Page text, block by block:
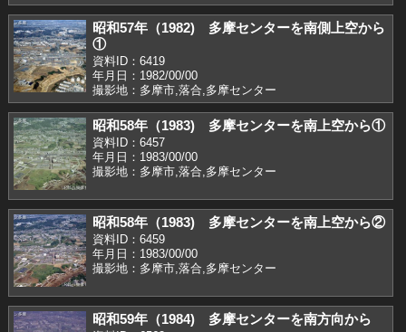
昭和57年（1982) 多摩センターを南側上空から
①
資料ID：6419
年月日：1982/00/00
撮影地：多摩市,落合,多摩センター
昭和58年（1983) 多摩センターを南上空から①
資料ID：6457
年月日：1983/00/00
撮影地：多摩市,落合,多摩センター
昭和58年（1983) 多摩センターを南上空から②
資料ID：6459
年月日：1983/00/00
撮影地：多摩市,落合,多摩センター
昭和59年（1984) 多摩センターを南方向から